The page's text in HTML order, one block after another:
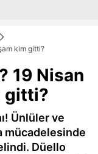
kim gitti?
19 Nisan
gitti?
Ünlüler ve
mücadelesinde
Düello